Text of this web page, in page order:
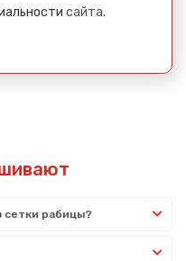
сайта.
сетки рабицы?